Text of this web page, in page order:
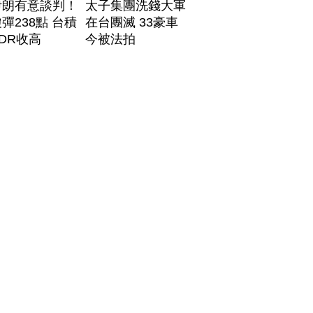
有意談判！
238點 台積
收高
太子集團洗錢大軍
在台團滅 33豪車
今被法拍